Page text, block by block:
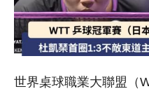
世界桌球職業大聯盟（